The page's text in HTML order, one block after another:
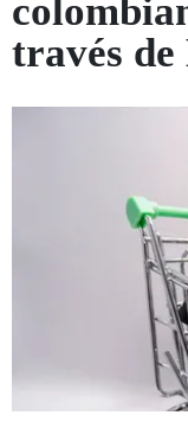
través